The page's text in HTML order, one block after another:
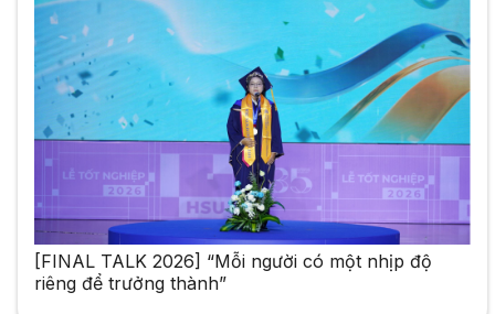
[FINAL TALK 2026] “Mỗi người có một nhịp độ
riêng để trưởng thành”